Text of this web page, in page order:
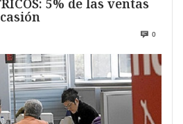
5% de las ventas
0